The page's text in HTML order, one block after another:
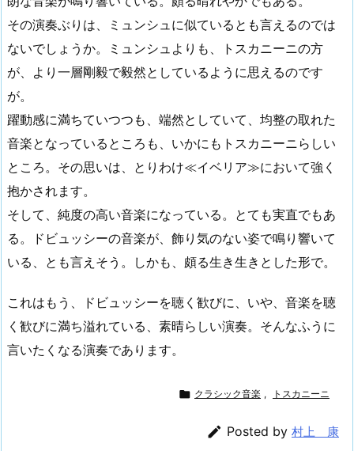
その演奏ぶりは、ミュンシュに似ているとも言えるのでは
ないでしょうか。ミュンシュよりも、トスカニーニの方
が、より一層剛毅で毅然としているように思えるのです
が。
躍動感に満ちていつつも、端然としていて、均整の取れた
音楽となっているところも、いかにもトスカニーニらしい
ところ。その思いは、とりわけ≪イベリア≫において強く
抱かされます。
そして、純度の高い音楽になっている。とても実直でもあ
る。ドビュッシーの音楽が、飾り気のない姿で鳴り響いて
いる、とも言えそう。しかも、頗る生き生きとした形で。
これはもう、ドビュッシーを聴く歓びに、いや、音楽を聴
く歓びに満ち溢れている、素晴らしい演奏。そんなふうに
言いたくなる演奏であります。
 クラシック音楽 , トスカニーニ
 Posted by 村上 康